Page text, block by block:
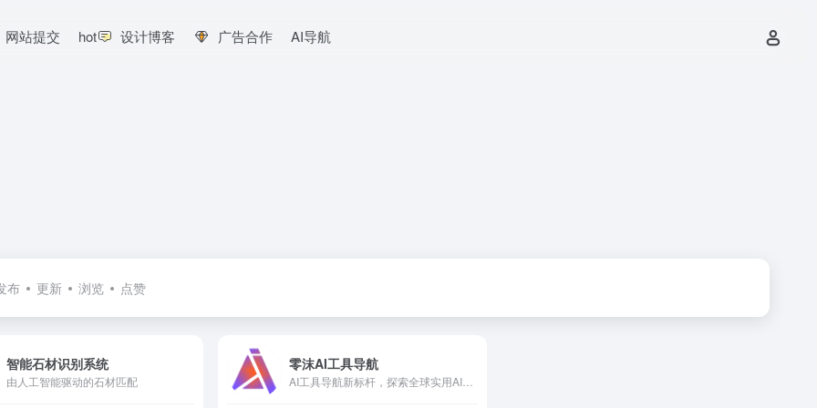
网站提交 hot 设计博客 广告合作 AI导航
布 更新 浏览 点赞
智能石材识别系统
由人工智能驱动的石材匹配
零沫AI工具导航